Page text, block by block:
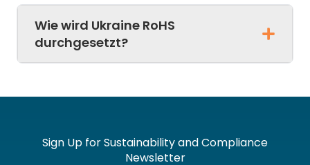
Wie wird Ukraine RoHS
durchgesetzt?
Sign Up for Sustainability and Compliance
Newsletter